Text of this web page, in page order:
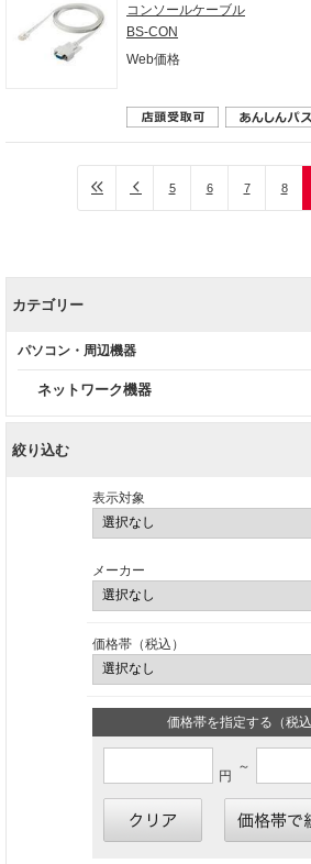
コンソールケーブル
BS-CON
Web価格
5 6 7 8
カテゴリー
パソコン・周辺機器
ネットワーク機器
絞り込む
表示対象
メーカー
価格帯（税込）
価格帯を指定する（税込
円
～